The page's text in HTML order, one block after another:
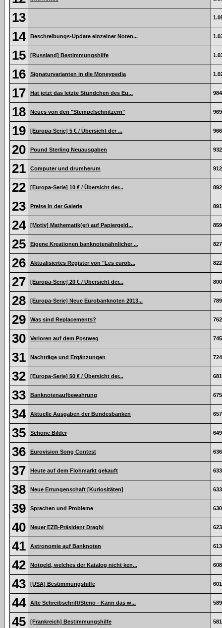
13
14 Beschreibungs-Update einzelner Noten...
15 [Russland] Bestimmungshilfe
16 Signaturvarianten in die Moneypedia
17 Hat jetzt das letzte Stündchen des Eu... 984
18 Neues von den "Stempelschnitzern" 969
19 [Europa-Serie] 5 € / Übersicht der ... 966
20 Pound Sterling Neuausgaben 932
21 Computer und drumherum 912
22 [Europa-Serie] 10 € / Übersicht der... 892
23 Preise in der Galerie 891
24 [Motiv] Mathematik(er) auf Papiergeld... 859
25 Eigene Kreationen banknotenähnlicher ... 827
26 Aktualisiertes Register von "Les eurob... 822
27 [Europa-Serie] 20 € / Übersicht der... 800
28 [Europa-Serie] Neue Eurobanknoten 2013... 789
29 Was sind Replacements? 762
30 Verloren auf dem Postweg 745
31 Nachträge und Ergänzungen 724
32 [Europa-Serie] 50 € / Übersicht der... 681
33 Banknotenaufbewahrung 675
34 Aktuelle Ausgaben der Bundesbanken 657
35 Schöne Bilder 649
36 Eurovision Song Contest 636
37 Heute auf dem Flohmarkt gekauft 633
38 Neue Errungenschaft [Kuriositäten] 633
39 Sprachen und Probleme 630
40 Neuer EZB-Präsident Draghi 623
41 Astronomie auf Banknoten 613
42 Notgeld, welches der Katalog nicht ken... 608
43 [USA] Bestimmungshilfe 601
44 Alte Schreibschrift/Steno - Kann das w... 589
45 [Frankreich] Bestimmungshilfe 581